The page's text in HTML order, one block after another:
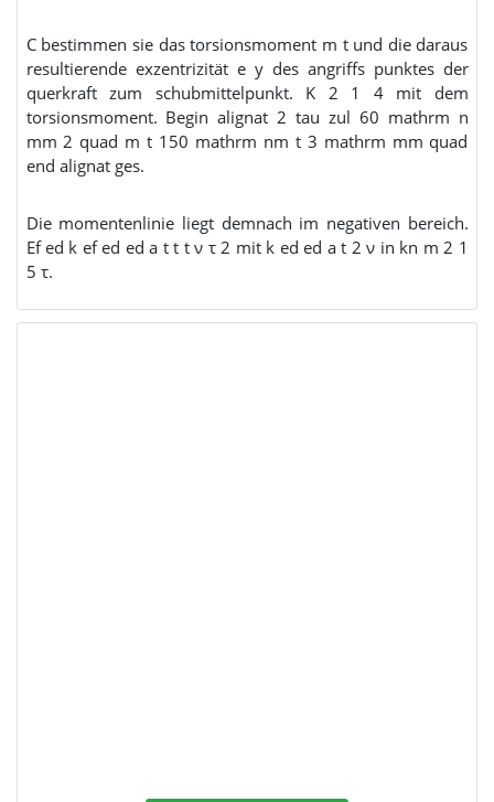
C bestimmen sie das torsionsmoment m t und die daraus
resultierende exzentrizität e y des angriffs punktes der
querkraft zum schubmittelpunkt. K 2 1 4 mit dem
torsionsmoment. Begin alignat 2 tau zul 60 mathrm n
mm 2 quad m t 150 mathrm nm t 3 mathrm mm quad
end alignat ges.
Die momentenlinie liegt demnach im negativen bereich.
Ef ed k ef ed ed a t t t ν τ 2 mit k ed ed a t 2 ν in kn m 2 1
5 τ.